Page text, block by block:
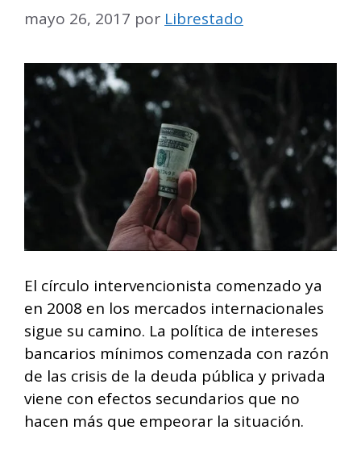
mayo 26, 2017 por Librestado
El círculo intervencionista comenzado ya
en 2008 en los mercados internacionales
sigue su camino. La política de intereses
bancarios mínimos comenzada con razón
de las crisis de la deuda pública y privada
viene con efectos secundarios que no
hacen más que empeorar la situación.